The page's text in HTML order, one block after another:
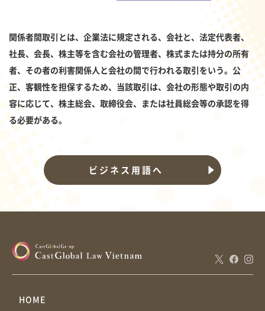
関係者間取引とは、企業法に規定される、会社と、法定代表者、
社長、会長、株主等を含む会社の管理者、株式または持分の所有
者、その者の利害関係人と会社の間で行われる取引をいう。公
正、客観性を担保するため、当該取引は、会社の形態や取引の内
容に応じて、株主総会、取締役会、または社員総会等の承認を得
る必要がある。
ビジネス用語へ
HOME